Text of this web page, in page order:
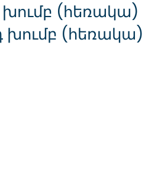
խումբ (հեռակա)
խումբ (հեռակա)